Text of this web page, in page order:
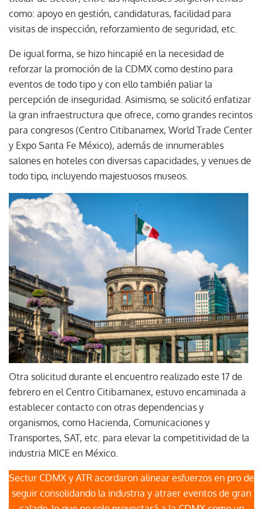
como: apoyo en gestión, candidaturas, facilidad para
visitas de inspección, reforzamiento de seguridad, etc.
De igual forma, se hizo hincapié en la necesidad de
reforzar la promoción de la CDMX como destino para
eventos de todo tipo y con ello también paliar la
percepción de inseguridad. Asimismo, se solicitó enfatizar
la gran infraestructura que ofrece, como grandes recintos
para congresos (Centro Citibanamex, World Trade Center
y Expo Santa Fe México), además de innumerables
salones en hoteles con diversas capacidades, y venues de
todo tipo, incluyendo majestuosos museos.
Otra solicitud durante el encuentro realizado este 17 de
febrero en el Centro Citibamanex, estuvo encaminada a
establecer contacto con otras dependencias y
organismos, como Hacienda, Comunicaciones y
Transportes, SAT, etc. para elevar la competitividad de la
industria MICE en México.
Sectur CDMX y ATR acordaron alinear esfuerzos en pro de
seguir consolidando la industria y atraer eventos de gran